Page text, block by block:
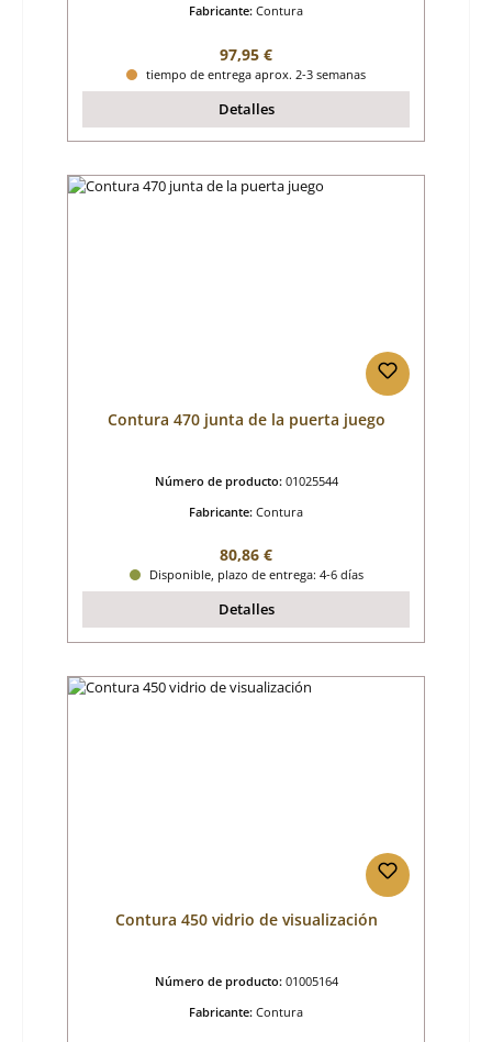
Fabricante: Contura
Precio normal:
97,95 €
tiempo de entrega aprox. 2-3 semanas
Detalles
Contura 470 junta de la puerta juego
Número de producto: 01025544
Fabricante: Contura
Precio normal:
80,86 €
Disponible, plazo de entrega: 4-6 días
Detalles
Contura 450 vidrio de visualización
Número de producto: 01005164
Fabricante: Contura